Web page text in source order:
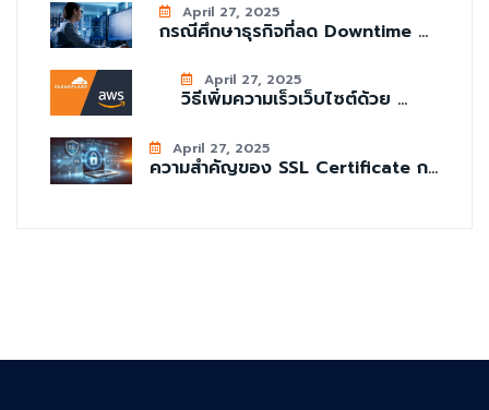
April 27, 2025
กรณีศึกษาธุรกิจที่ลด Downtime ...
April 27, 2025
วิธีเพิ่มความเร็วเว็บไซต์ด้วย ...
April 27, 2025
ความสำคัญของ SSL Certificate ก...